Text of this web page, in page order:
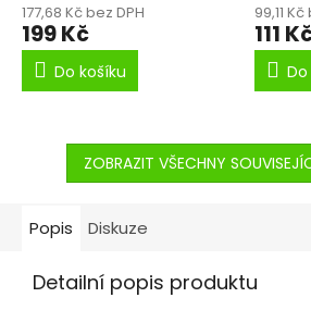
177,68 Kč bez DPH
199 Kč
Do košíku
99,11
111
ZOBRAZIT VŠECHNY
Popis Diskuze
Detailní popis produktu